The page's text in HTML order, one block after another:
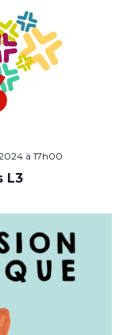
à 17h00
L3